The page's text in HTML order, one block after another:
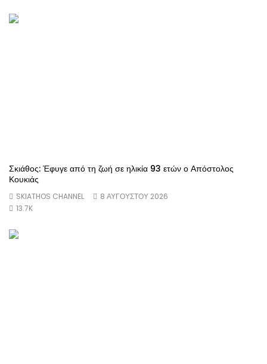
Σκιάθος: Έφυγε από τη ζωή σε ηλικία 93 ετών ο Απόστολος
Κουκιάς
SKIATHOS CHANNEL
8 ΑΥΓΟΎΣΤΟΥ 2026
13.7K